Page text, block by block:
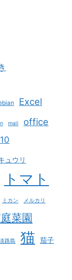
Excel
mail office
ュウリ
トマト
ミカン メルカリ
菜園
路島 猫 茄子